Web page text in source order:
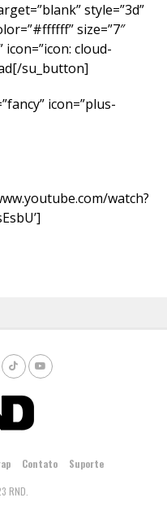
style=”3d”
size=”7″
icon=”icon: cloud-
su_button]
icon=”plus-
watch?
Contato
Suporte
RND.